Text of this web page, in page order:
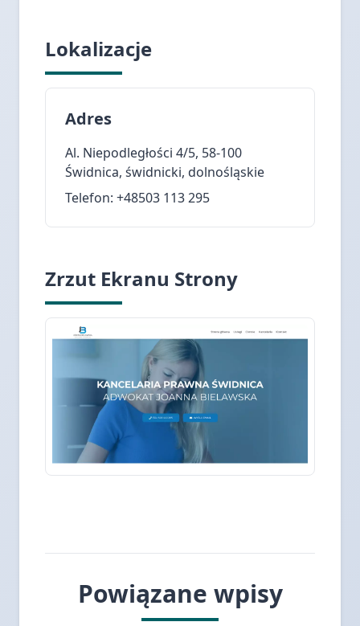
Lokalizacje
Adres
Al. Niepodległości 4/5, 58-100
Świdnica, świdnicki, dolnośląskie
Telefon: +48503 113 295
Zrzut Ekranu Strony
Powiązane wpisy